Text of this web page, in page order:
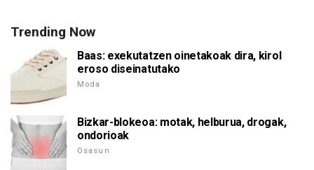
Trending Now
Baas: exekutatzen oinetakoak dira, kirol
eroso diseinatutako
Moda
Bizkar-blokeoa: motak, helburua, drogak,
ondorioak
Osasun